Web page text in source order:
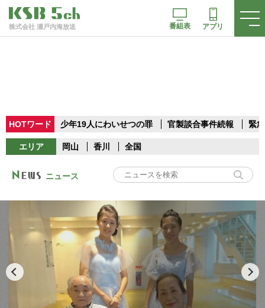
株式会社 瀬戸内海放送 番組表 アプリ
HOTワード 少年19人にわいせつの罪 官製談合事件続報 緊
エリア 岡山 香川 全国
ニュース